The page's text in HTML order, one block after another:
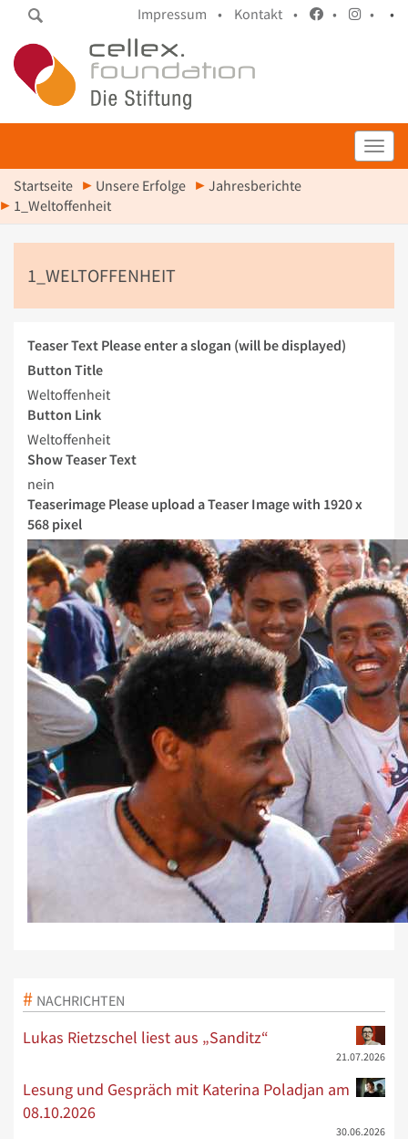
Impressum • Kontakt • • • •
Startseite Unsere Erfolge
Jahresberichte
1_Weltoffenheit
1_WELTOFFENHEIT
Teaser Text Please enter a slogan (will be displayed)
Button Title
Weltoffenheit
Button Link
Weltoffenheit
Show Teaser Text
nein
Teaserimage Please upload a Teaser Image with 1920 x
568 pixel
NACHRICHTEN
Lukas Rietzschel liest aus „Sanditz“
21.07.2026
Lesung und Gespräch mit Katerina Poladjan am
08.10.2026
30.06.2026